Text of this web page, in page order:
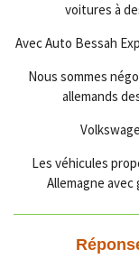
voitures à
Avec Auto Bessah
Nous sommes
allemands
Les véhicules
Allemagne